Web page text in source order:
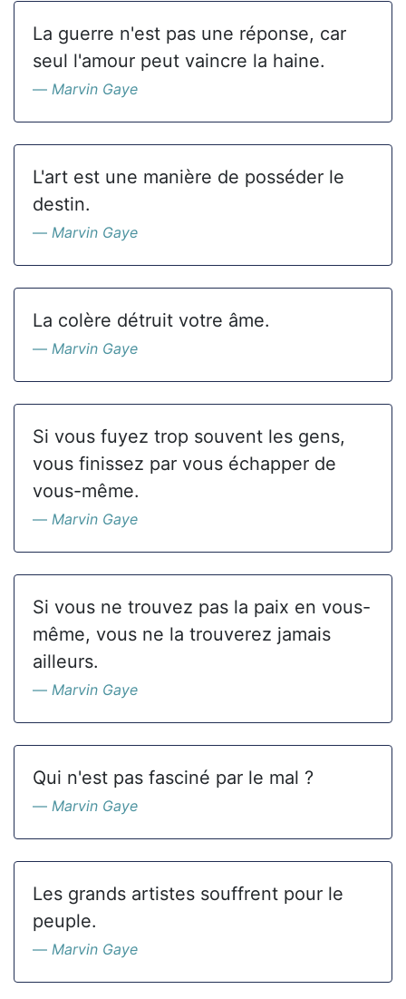
La guerre n'est pas une réponse, car
seul l'amour peut vaincre la haine.
Marvin Gaye
L'art est une manière de posséder le
destin.
Marvin Gaye
La colère détruit votre âme.
Marvin Gaye
Si vous fuyez trop souvent les gens,
vous finissez par vous échapper de
vous-même.
Marvin Gaye
Si vous ne trouvez pas la paix en vous-
même, vous ne la trouverez jamais
ailleurs.
Marvin Gaye
Qui n'est pas fasciné par le mal ?
Marvin Gaye
Les grands artistes souffrent pour le
peuple.
Marvin Gaye